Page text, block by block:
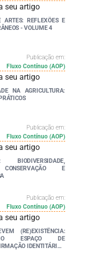
ARTES: REFLEXÕES E
- VOLUME 4
Publicação em:
Fluxo Contínuo (AOP)
NA AGRICULTURA:
Publicação em:
Fluxo Contínuo (AOP)
CONSERVAÇÃO E
Publicação em:
Fluxo Contínuo (AOP)
(RE)EXISTÊNCIA:
ESPAÇO DE
IDENTITÁRIA -